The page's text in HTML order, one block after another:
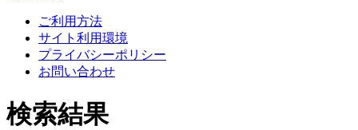
ご利用方法
サイト利用環境
プライバシーポリシー
お問い合わせ
検索結果